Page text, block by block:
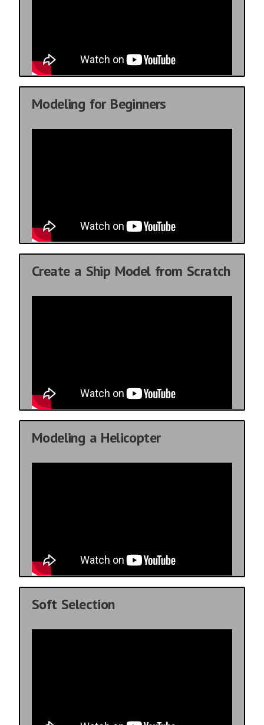
Modeling for Beginners
Create a Ship Model from Scratch
Modeling a Helicopter
Soft Selection